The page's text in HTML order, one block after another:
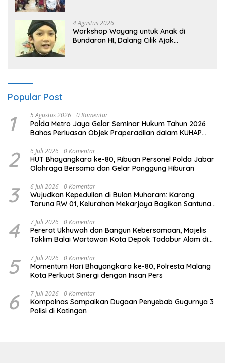
4 Agustus 2026
Workshop Wayang untuk Anak di
Bundaran HI, Dalang Cilik Ajak
Popular Post
1 5 Agustus 2026 0 Komentar
Polda Metro Jaya Gelar Seminar Hukum Tahun 2026
Bahas Perluasan Objek Praperadilan dalam KUHAP
2 6 Juli 2026 0 Komentar
HUT Bhayangkara ke-80, Ribuan Personel Polda Jabar
Olahraga Bersama dan Gelar Panggung Hiburan
3 6 Juli 2026 0 Komentar
Wujudkan Kepedulian di Bulan Muharam: Karang
Taruna RW 01, Kelurahan Mekarjaya Bagikan Santunan
4 7 Juli 2026 0 Komentar
Pererat Ukhuwah dan Bangun Kebersamaan, Majelis
Taklim Balai Wartawan Kota Depok Tadabur Alam di
5 7 Juli 2026 0 Komentar
Momentum Hari Bhayangkara ke-80, Polresta Malang
Kota Perkuat Sinergi dengan Insan Pers
6 7 Juli 2026 0 Komentar
Kompolnas Sampaikan Dugaan Penyebab Gugurnya 3
Polisi di Katingan